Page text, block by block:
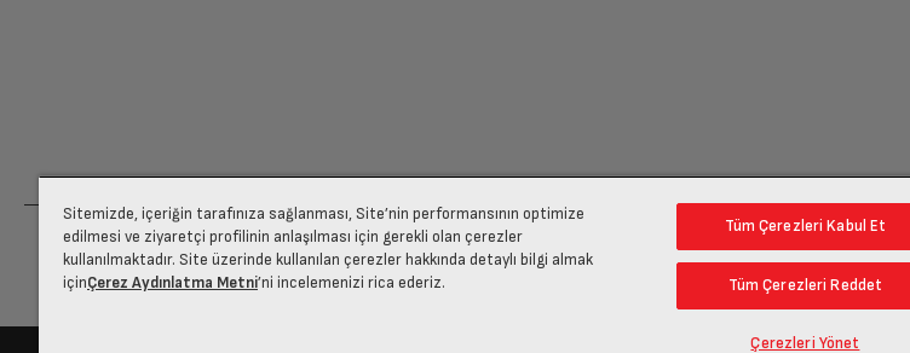
Sitemizde, içeriğin tarafınıza sağlanması, Site’nin performansının optimize
edilmesi ve ziyaretçi profilinin anlaşılması için gerekli olan çerezler
kullanılmaktadır. Site üzerinde kullanılan çerezler hakkında detaylı bilgi almak
içinÇerez Aydınlatma Metni’ni incelemenizi rica ederiz.
Tüm Çerezleri Kabul Et
Tüm Çerezleri Reddet
Çerezleri Yönet